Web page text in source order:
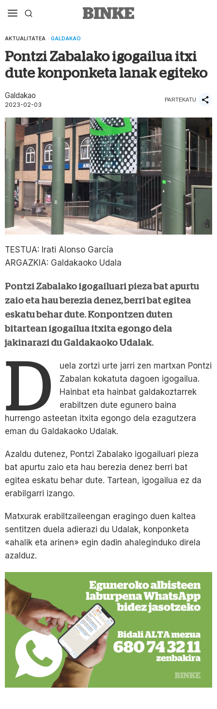
AKTUALITATEA · GALDAKAO
Pontzi Zabalako igogailua itxi
dute konponketa lanak egiteko
Galdakao
2023-02-03
PARTEKATU
TESTUA: Irati Alonso García
ARGAZKIA: Galdakaoko Udala
Pontzi Zabalako igogailuari pieza bat apurtu
zaio eta hau berezia denez, berri bat egitea
eskatu behar dute. Konpontzen duten
bitartean igogailua itxita egongo dela
jakinarazi du Galdakaoko Udalak.
D
uela zortzi urte jarri zen martxan Pontzi
Zabalan kokatuta dagoen igogailua.
Hainbat eta hainbat galdakoztarrek
erabiltzen dute egunero baina
hurrengo asteetan itxita egongo dela ezagutzera
eman du Galdakaoko Udalak.
Azaldu dutenez, Pontzi Zabalako igogailuari pieza
bat apurtu zaio eta hau berezia denez berri bat
egitea eskatu behar dute. Tartean, igogailua ez da
erabilgarri izango.
Matxurak erabiltzaileengan eragingo duen kaltea
sentitzen duela adierazi du Udalak, konponketa
«ahalik eta arinen» egin dadin ahaleginduko direla
azalduz.